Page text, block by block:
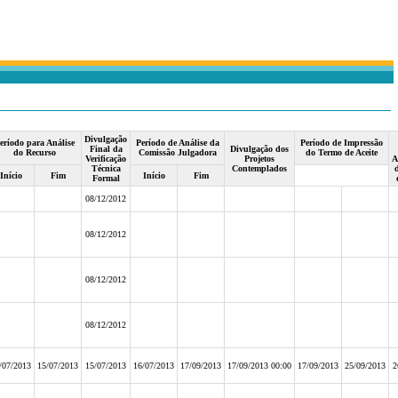
para Análise
do Recurso
Divulgação
Final da
Verificação
Técnica
Formal
Período de Análise da
Comissão Julgadora
Divulgação dos
Projetos
Contemplados
Período de Impressão
do Termo de Aceite
Início Fim Início Fim
08/12/2012
08/12/2012
08/12/2012
08/12/2012
07/2013 15/07/2013 15/07/2013 16/07/2013 17/09/2013 17/09/2013 00:00 17/09/2013 25/09/2013